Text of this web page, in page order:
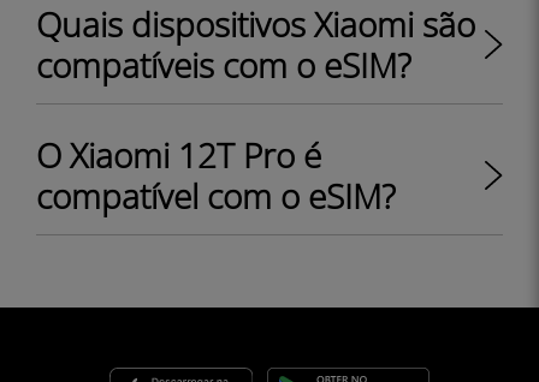
Quais dispositivos Xiaomi são
compatíveis com o eSIM?
O Xiaomi 12T Pro é
compatível com o eSIM?